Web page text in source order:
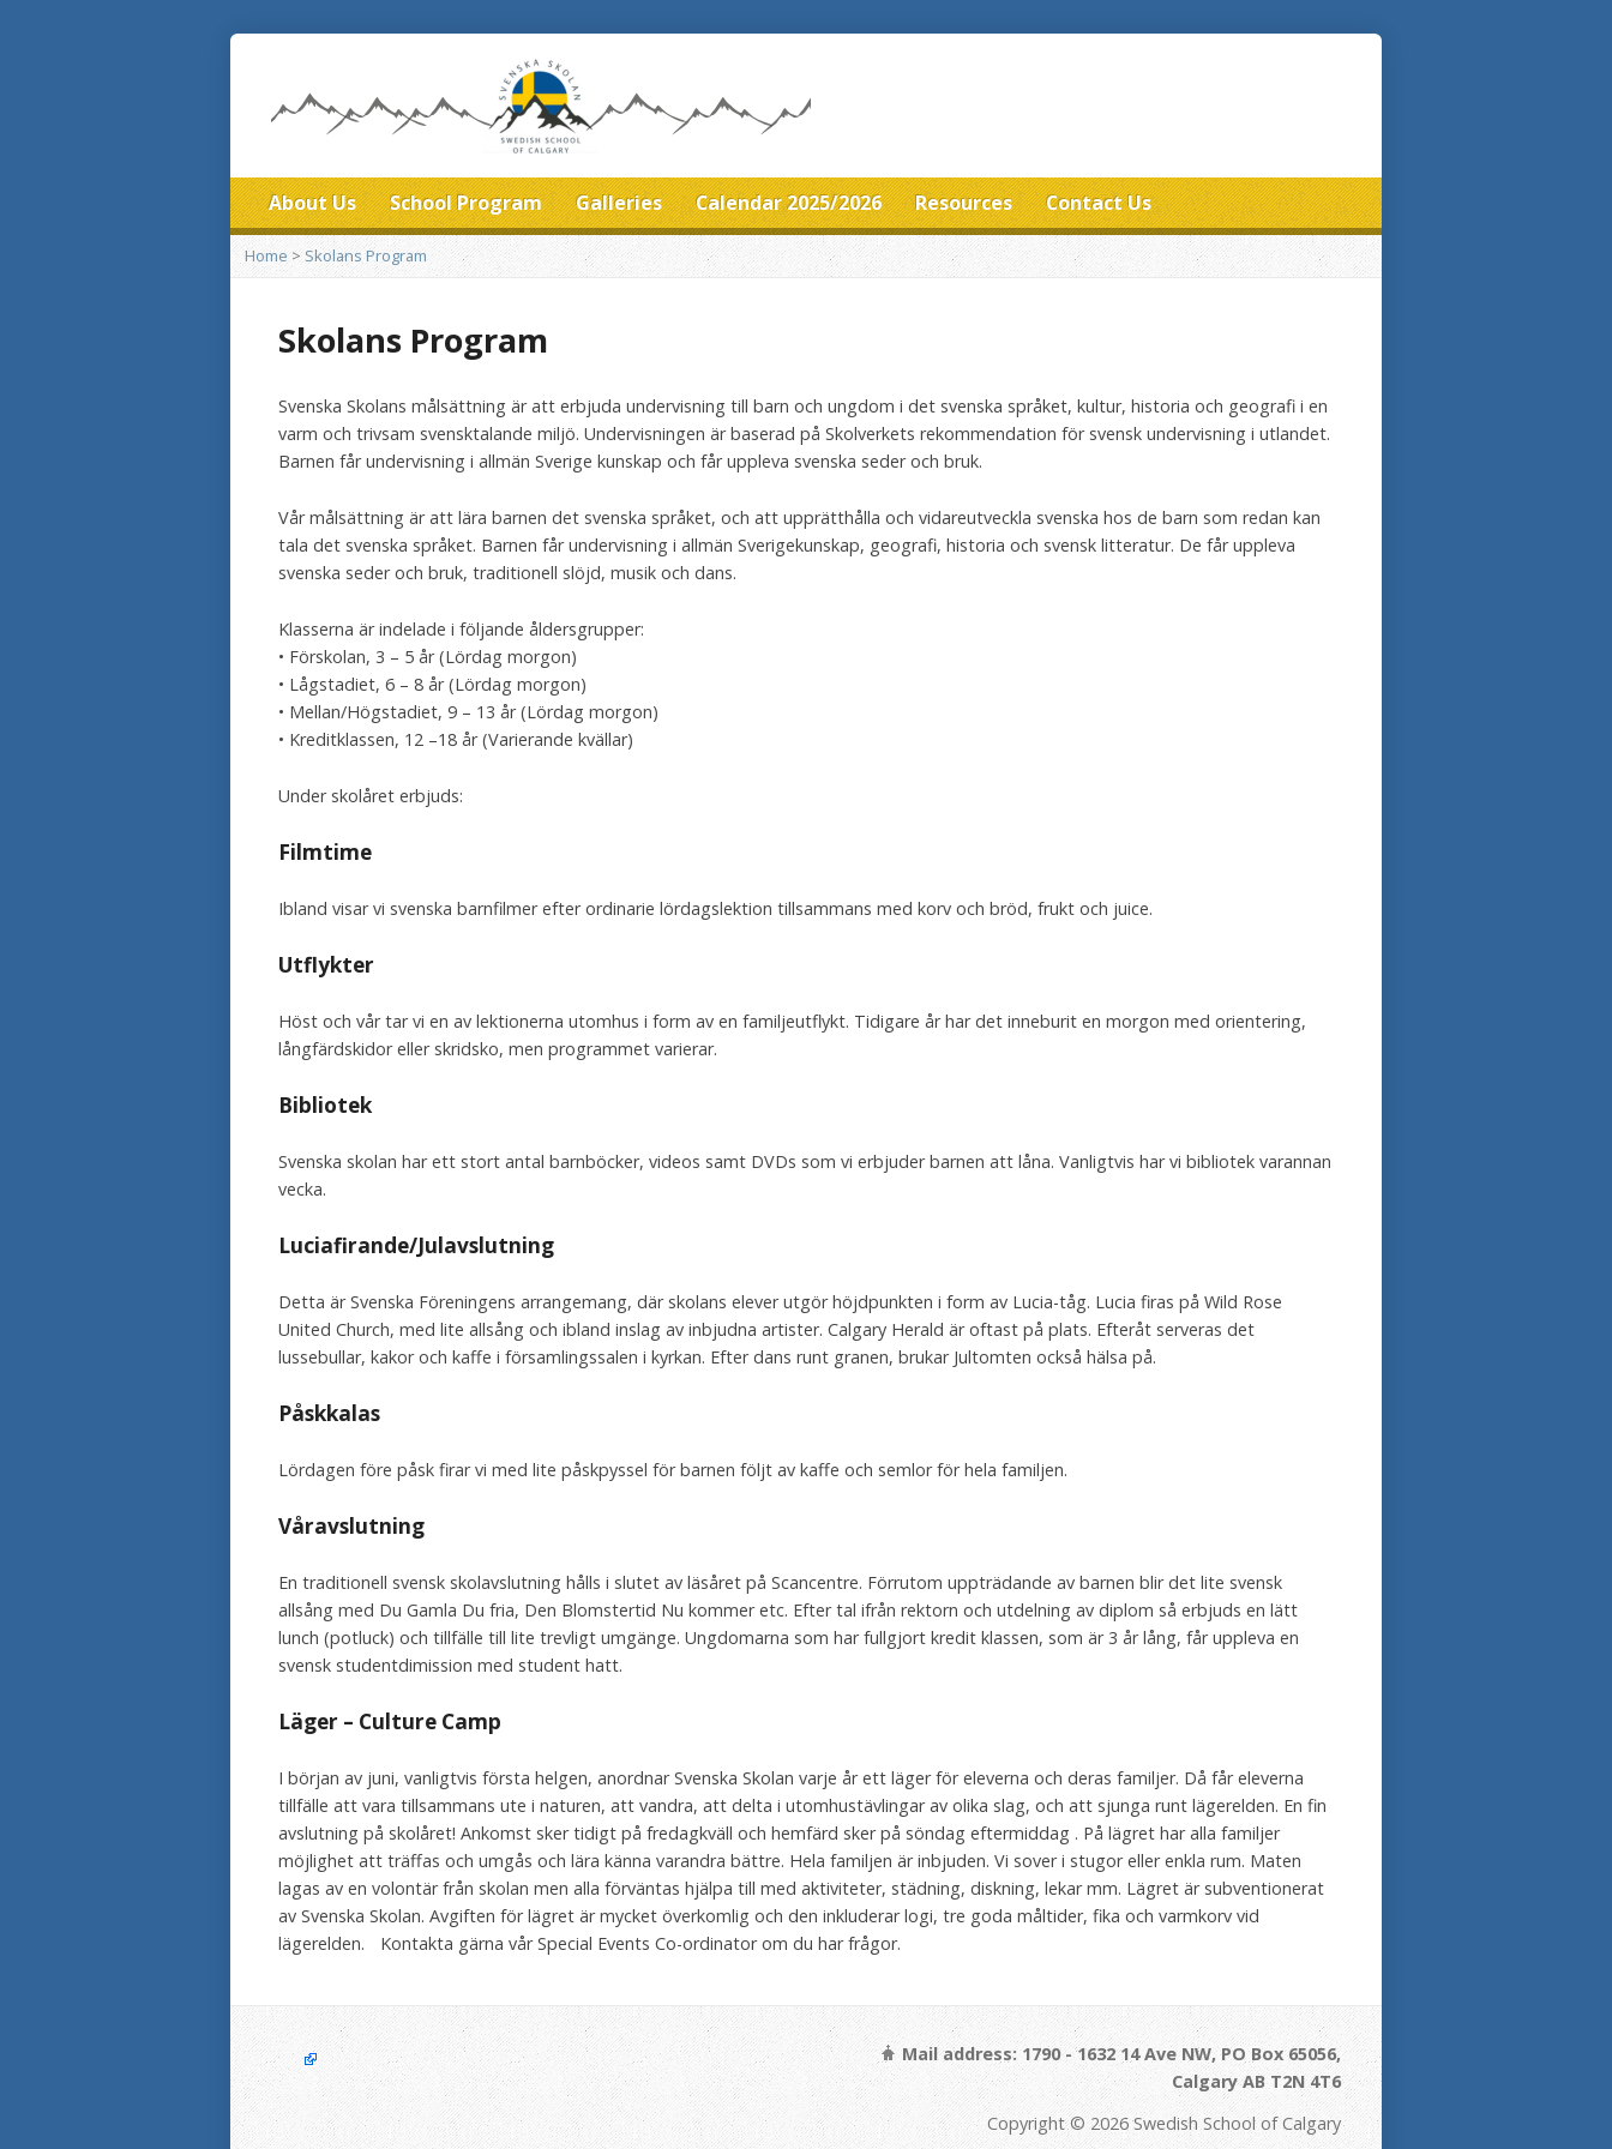
About Us School Program Galleries Calendar 2025/2026 Resources Contact Us
Home > Skolans Program
Skolans Program
Svenska Skolans målsättning är att erbjuda undervisning till barn och ungdom i det svenska språket, kultur, historia och geografi i en
varm och trivsam svensktalande miljö. Undervisningen är baserad på Skolverkets rekommendation för svensk undervisning i utlandet.
Barnen får undervisning i allmän Sverige kunskap och får uppleva svenska seder och bruk.
Vår målsättning är att lära barnen det svenska språket, och att upprätthålla och vidareutveckla svenska hos de barn som redan kan
tala det svenska språket. Barnen får undervisning i allmän Sverigekunskap, geografi, historia och svensk litteratur. De får uppleva
svenska seder och bruk, traditionell slöjd, musik och dans.
Klasserna är indelade i följande åldersgrupper:
• Förskolan, 3 – 5 år (Lördag morgon)
• Lågstadiet, 6 – 8 år (Lördag morgon)
• Mellan/Högstadiet, 9 – 13 år (Lördag morgon)
• Kreditklassen, 12 –18 år (Varierande kvällar)
Under skolåret erbjuds:
Filmtime
Ibland visar vi svenska barnfilmer efter ordinarie lördagslektion tillsammans med korv och bröd, frukt och juice.
Utflykter
Höst och vår tar vi en av lektionerna utomhus i form av en familjeutflykt. Tidigare år har det inneburit en morgon med orientering,
långfärdskidor eller skridsko, men programmet varierar.
Bibliotek
Svenska skolan har ett stort antal barnböcker, videos samt DVDs som vi erbjuder barnen att låna. Vanligtvis har vi bibliotek varannan
vecka.
Luciafirande/Julavslutning
Detta är Svenska Föreningens arrangemang, där skolans elever utgör höjdpunkten i form av Lucia-tåg. Lucia firas på Wild Rose
United Church, med lite allsång och ibland inslag av inbjudna artister. Calgary Herald är oftast på plats. Efteråt serveras det
lussebullar, kakor och kaffe i församlingssalen i kyrkan. Efter dans runt granen, brukar Jultomten också hälsa på.
Påskkalas
Lördagen före påsk firar vi med lite påskpyssel för barnen följt av kaffe och semlor för hela familjen.
Våravslutning
En traditionell svensk skolavslutning hålls i slutet av läsåret på Scancentre. Förrutom uppträdande av barnen blir det lite svensk
allsång med Du Gamla Du fria, Den Blomstertid Nu kommer etc. Efter tal ifrån rektorn och utdelning av diplom så erbjuds en lätt
lunch (potluck) och tillfälle till lite trevligt umgänge. Ungdomarna som har fullgjort kredit klassen, som är 3 år lång, får uppleva en
svensk studentdimission med student hatt.
Läger – Culture Camp
I början av juni, vanligtvis första helgen, anordnar Svenska Skolan varje år ett läger för eleverna och deras familjer. Då får eleverna
tillfälle att vara tillsammans ute i naturen, att vandra, att delta i utomhustävlingar av olika slag, och att sjunga runt lägerelden. En fin
avslutning på skolåret! Ankomst sker tidigt på fredagkväll och hemfärd sker på söndag eftermiddag . På lägret har alla familjer
möjlighet att träffas och umgås och lära känna varandra bättre. Hela familjen är inbjuden. Vi sover i stugor eller enkla rum. Maten
lagas av en volontär från skolan men alla förväntas hjälpa till med aktiviteter, städning, diskning, lekar mm. Lägret är subventionerat
av Svenska Skolan. Avgiften för lägret är mycket överkomlig och den inkluderar logi, tre goda måltider, fika och varmkorv vid
lägerelden. Kontakta gärna vår Special Events Co-ordinator om du har frågor.
Mail address: 1790 - 1632 14 Ave NW, PO Box 65056,
Calgary AB T2N 4T6
Copyright © 2026 Swedish School of Calgary